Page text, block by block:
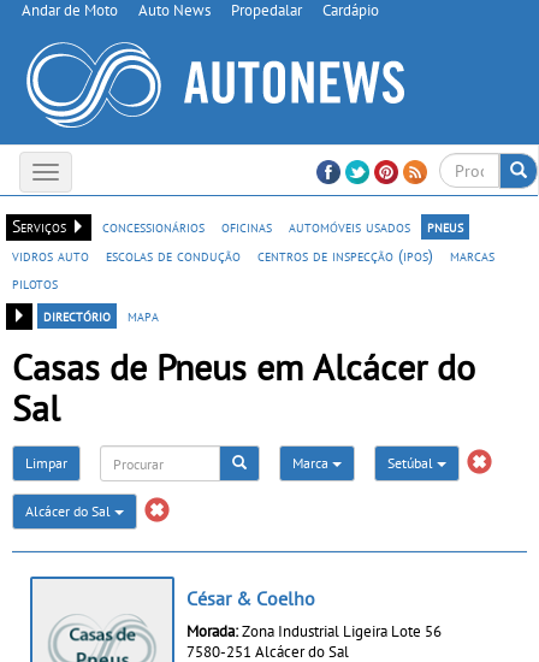
Andar de Moto Auto News Propedalar Cardápio
Toggle
navigation
Serviços
concessionários oficinas automóveis usados
pneus
vidros auto
escolas de condução centros de inspecção (ipos)
marcas
pilotos
directório
mapa
Casas de Pneus em Alcácer do
Sal
Limpar Marca Setúbal
Alcácer do Sal
César & Coelho
Morada:Zona Industrial Ligeira Lote 56
7580-251 Alcácer do Sal